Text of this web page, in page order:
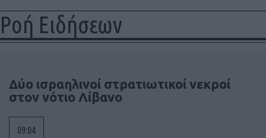
Ροή Ειδήσεων
Δύο ισραηλινοί στρατιωτικοί νεκροί
στον νότιο Λίβανο
09:04